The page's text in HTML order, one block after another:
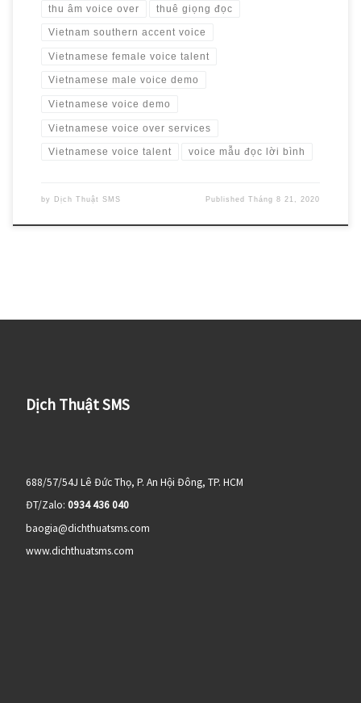
thu âm voice over thuê giọng đọc
Vietnam southern accent voice
Vietnamese female voice talent
Vietnamese male voice demo
Vietnamese voice demo
Vietnamese voice over services
Vietnamese voice talent voice mẫu đọc lời bình
by Dịch Thuật SMS PublishedTháng 8 21, 2020
Dịch Thuật SMS
688/57/54J Lê Đức Thọ, P. An Hội Đông, TP. HCM
ĐT/Zalo: 0934 436 040
baogia@dichthuatsms.com
www.dichthuatsms.com